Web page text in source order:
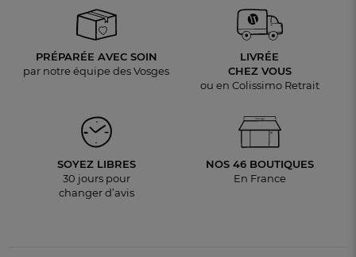
PRÉPARÉE AVEC SOIN
par notre équipe des Vosges
LIVRÉE
CHEZ VOUS
ou en Colissimo Retrait
SOYEZ LIBRES
30 jours pour
changer d’avis
NOS 46 BOUTIQUES
En France